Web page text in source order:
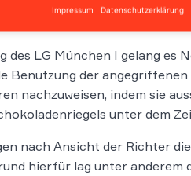
LG München I
des LG München I gelang es
Benutzung der
nachzuweisen, indem sie
unter dem
nach Ansicht der Richter
hierfür lag unter anderem
Impressum Datenschutzerklärung